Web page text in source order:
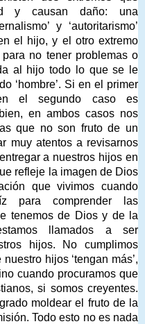
y causan daño: una
y ‘autoritarismo’
el hijo, y el otro extremo
para no tener problemas o
al hijo todo lo que se le
‘hombre’. Si en el primer
en el segundo caso es
en ambos casos nos
que no son fruto de un
muy atentos a revisarnos
a nuestros hijos en
refleje la imagen de Dios
que vivimos cuando
para comprender las
tenemos de Dios y de la
llamados a ser
hijos. No cumplimos
hijos ‘tengan más’,
cuando procuramos que
si somos creyentes.
moldear el fruto de la
Todo esto no es nada